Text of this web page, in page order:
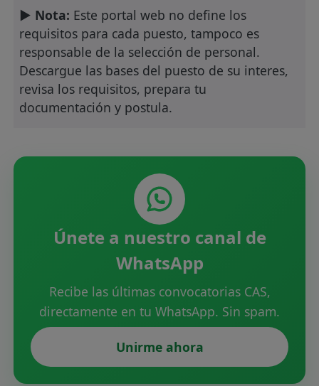
► Nota: Este portal web no define los
requisitos para cada puesto, tampoco es
responsable de la selección de personal.
Descargue las bases del puesto de su interes,
revisa los requisitos, prepara tu
documentación y postula.
Únete a nuestro canal de
WhatsApp
Recibe las últimas convocatorias CAS,
directamente en tu WhatsApp. Sin spam.
Unirme ahora